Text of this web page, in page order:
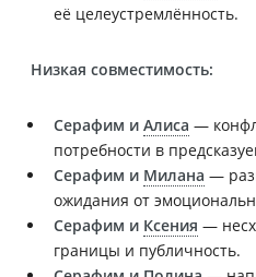
её целеустремлённость.
Низкая совместимость:
Серафим и Алиса —
потребности в
Серафим и Милана —
ожидания от
Серафим и Ксения —
границы и публичность.